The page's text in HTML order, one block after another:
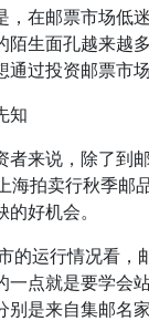
在邮票市场低迷
陌生面孔越来越
通过投资邮票市
知
说，除了到邮
海拍卖行秋季邮
好机会。
运行情况看，邮
一点就是要学会
别是来自集邮名